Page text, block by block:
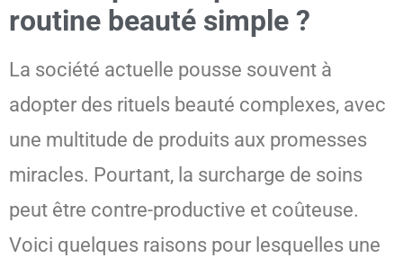
routine beauté simple ?
La société actuelle pousse souvent à
adopter des rituels beauté complexes, avec
une multitude de produits aux promesses
miracles. Pourtant, la surcharge de soins
peut être contre-productive et coûteuse.
Voici quelques raisons pour lesquelles une